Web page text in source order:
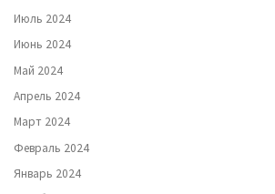
Июль 2024
Июнь 2024
Май 2024
Апрель 2024
Март 2024
Февраль 2024
Январь 2024